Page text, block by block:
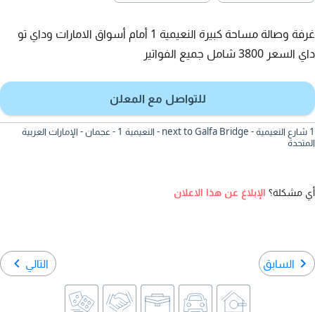
غرفة وصالة مساحة كبيرة النعيمية 1 أمام أسواق الامارات وداي تو
داي السعر 3800 شامل جميع الفواتير
للتواصل مع المعلن
1 شارع النعيمية - next to Galfa Bridge - النعيمية 1 - عجمان - الإمارات العربية
المتحدة
أي مشكلة؟ الإبلاغ عن هذا الاعلان
السابق التالي